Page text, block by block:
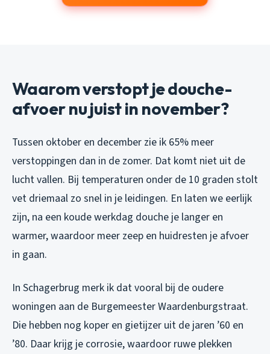
Waarom verstopt je douche-
afvoer nu juist in november?
Tussen oktober en december zie ik 65% meer
verstoppingen dan in de zomer. Dat komt niet uit de
lucht vallen. Bij temperaturen onder de 10 graden stolt
vet driemaal zo snel in je leidingen. En laten we eerlijk
zijn, na een koude werkdag douche je langer en
warmer, waardoor meer zeep en huidresten je afvoer
in gaan.
In Schagerbrug merk ik dat vooral bij de oudere
woningen aan de Burgemeester Waardenburgstraat.
Die hebben nog koper en gietijzer uit de jaren ’60 en
’80. Daar krijg je corrosie, waardoor ruwe plekken